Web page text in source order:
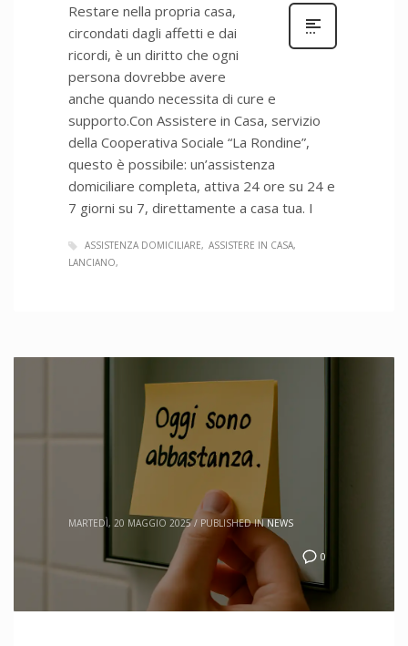
Restare nella propria casa,
circondati dagli affetti e dai
ricordi, è un diritto che ogni
persona dovrebbe avere
anche quando necessita di cure e
supporto.Con Assistere in Casa, servizio
della Cooperativa Sociale “La Rondine”,
questo è possibile: un’assistenza
domiciliare completa, attiva 24 ore su 24 e
7 giorni su 7, direttamente a casa tua. I
ASSISTENZA DOMICILIARE
ASSISTERE IN CASA
LANCIANO
0
MARTEDÌ, 20 MAGGIO 2025 / PUBLISHED IN NEWS